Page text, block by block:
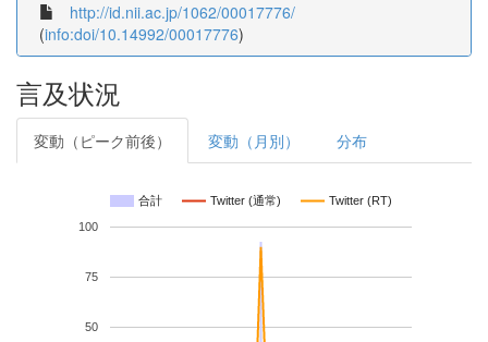
http://id.nii.ac.jp/1062/00017776/
(info:doi/10.14992/00017776)
言及状況
変動（ピーク前後） 変動（月別） 分布
合計 Twitter (通常) Twitter (RT)
50
75
100